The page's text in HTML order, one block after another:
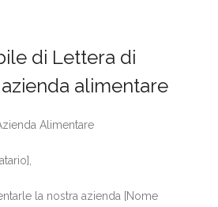
di Lettera di
alimentare
Alimentare
la nostra azienda [Nome